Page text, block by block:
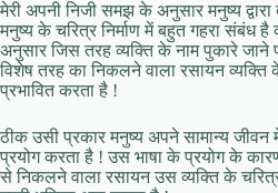
मेरी अपनी निजी समझ के अनुसार मनुष्य द्वारा
मनुष्य के चरित्र निर्माण में बहुत गहरा संबंध
अनुसार जिस तरह व्यक्ति के नाम पुकारे जाने
विशेष तरह का निकलने वाला रसायन व्यक्ति
प्रभावित करता है !
ठीक उसी प्रकार मनुष्य अपने सामान्य जीवन
प्रयोग करता है ! उस भाषा के प्रयोग के
से निकलने वाला रसायन उस व्यक्ति के चरित्र